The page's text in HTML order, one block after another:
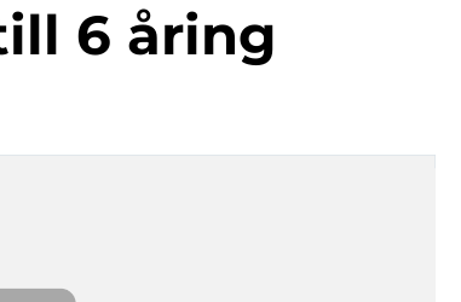
6 åring